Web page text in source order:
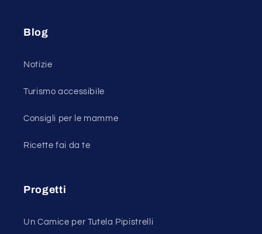
Blog
Notizie
Turismo accessibile
Consigli per le mamme
Ricette fai da te
Progetti
Un Camice per Tutela Pipistrelli